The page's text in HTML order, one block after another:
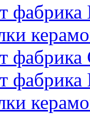
фабрика